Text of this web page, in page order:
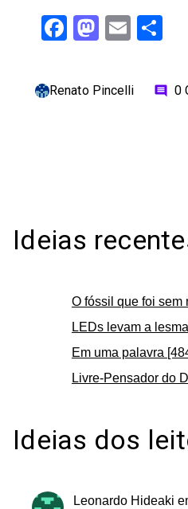
Facebook
Email
Renato Pincelli comment 0
Ideias
O fóssil que foi sem
LEDs levam a
Em uma palavra
Livre-Pensador do
Ideias dos
Leonardo Hideaki